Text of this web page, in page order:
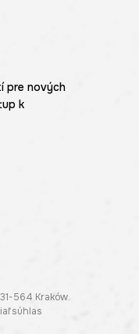
pre nových
k
564 Kraków.
súhlas